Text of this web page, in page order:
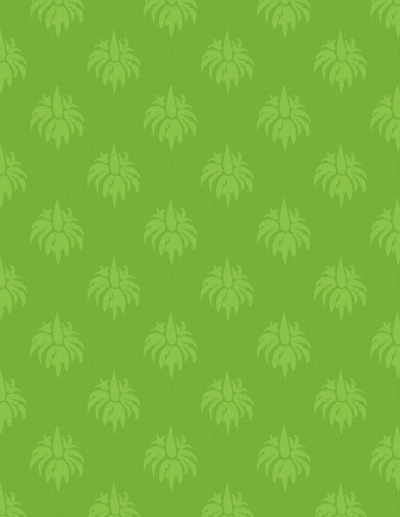
paradicsom, uborka,
spárga, zöldbab, zöldborsó,
karfiol, édesburgonya, zeller,
fejes saláta, retek, spenót,
- hüvelyesek: mungóbab,
limabab, szójabab, vesebab
- fűszerek: római kömény,
édeskömény, koriander,
tárkony - csírák - színek:
fehér, világoskék, zöld Egy
kis tisztítás Ilyenkor érdemes